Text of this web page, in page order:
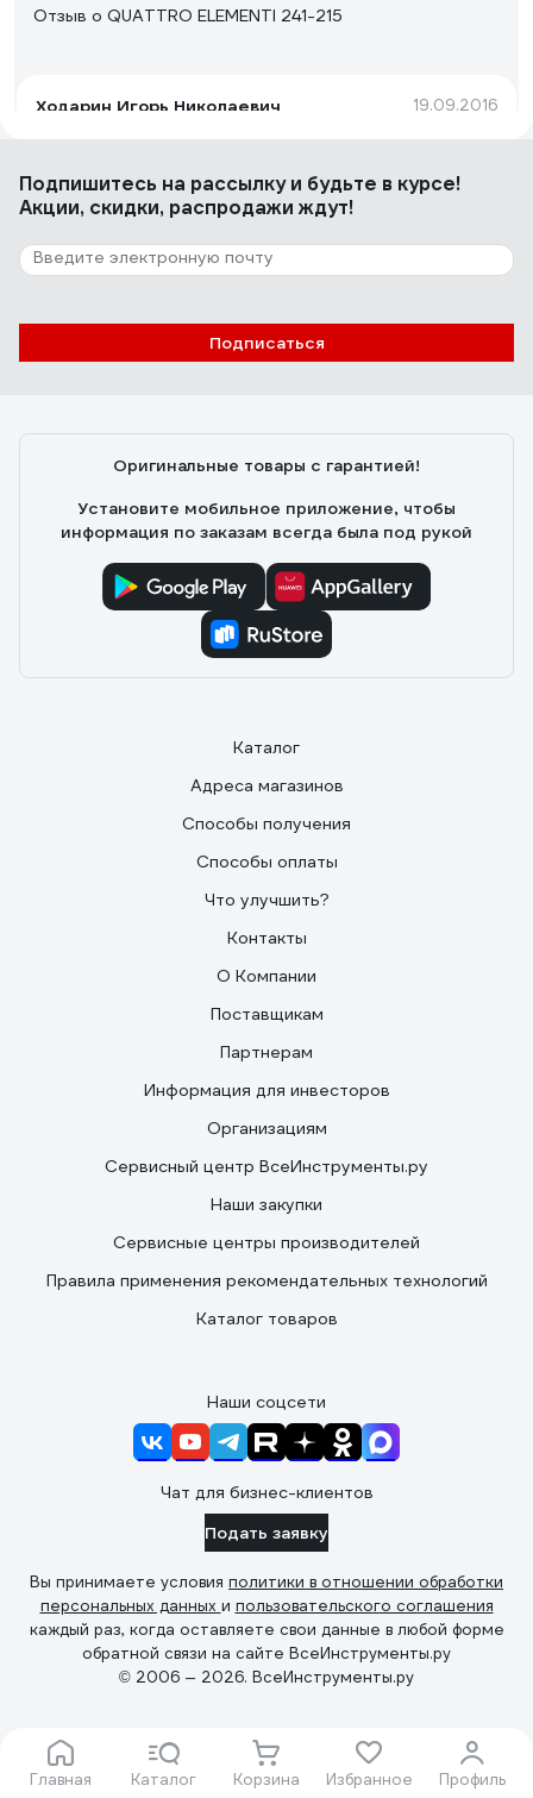
Главная Каталог Корзина Избранное Профиль
Отзыв о QUATTRO ELEMENTI 241-215
Ходарин Игорь Николаевич 19.09.2016
Нет падения давления при длине 15 метров, т.е.
атмосферах на входе дает ширину зоны полива
примерно 4 метра (по 2 метра в каждую сторону от
метров. Легко раскладывается, не хрупкий.
32 отзыва
Подпишитесь на рассылкуи будьте в курсе!
Акции, скидки, распродажи ждут!
Подписаться
Оригинальные товары с гарантией!
Установите мобильное приложение, чтобы
информация по заказам всегда была под рукой
Каталог
Адреса магазинов
Способы получения
Способы оплаты
Что улучшить?
Контакты
О Компании
Поставщикам
Партнерам
Информация для инвесторов
Организациям
Сервисный центр ВсеИнструменты.ру
Наши закупки
Сервисные центры производителей
Правила применения рекомендательных технологий
Каталог товаров
Наши соцсети
Чат для бизнес-клиентов
Подать заявку
Вы принимаете условия политики в отношении обработки
персональных данных и пользовательского соглашения
каждый раз, когда оставляете свои данные в любой форме
обратной связи на сайте ВсеИнструменты.ру
© 2006 — 2026. ВсеИнструменты.ру